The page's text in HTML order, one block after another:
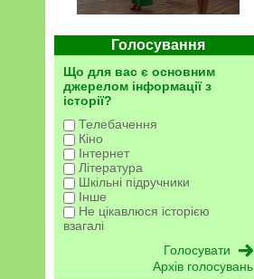
Голосування
Що для вас є основним
джерелом інформації з
історії?
Телебачення
Кіно
Інтернет
Література
Шкільні підручники
Інше
Не цікавлюся історією
взагалі
Архів голосувань